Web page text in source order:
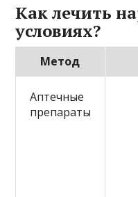
Как лечить
условиях?
Метод
Аптечные
препараты